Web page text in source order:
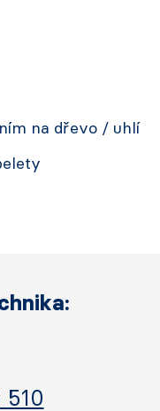
na dřevo / uhlí
510